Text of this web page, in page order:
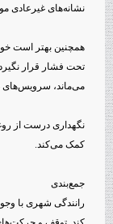
نشانه‌های غیرعادی
همچنین بهتر است
تحت فشار قرار
می‌ماند، سرویس‌های
نگهداری درست از
کمک می‌کند.
جمع‌بندی
رانندگی شهری با